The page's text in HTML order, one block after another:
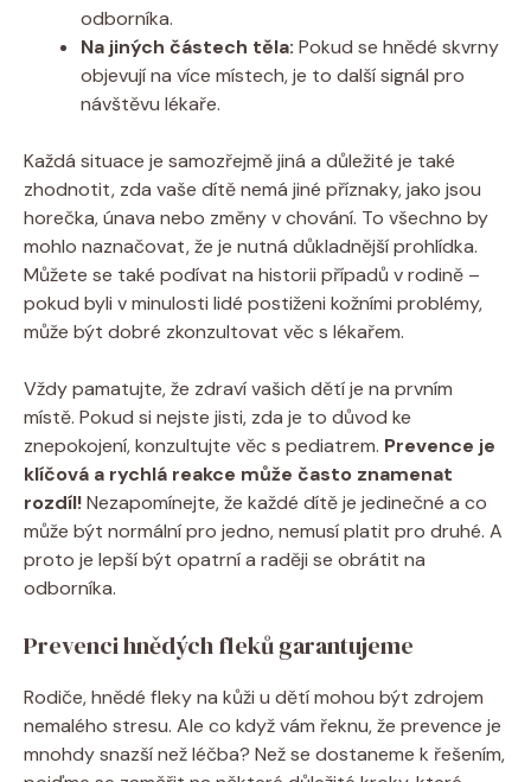
odborníka.
Na jiných částech těla: Pokud se hnědé skvrny
objevují na více místech, je to další signál pro
návštěvu lékaře.
Každá situace je samozřejmě jiná a důležité je také
zhodnotit, zda vaše dítě nemá jiné příznaky, jako jsou
horečka, únava nebo změny v chování. To všechno by
mohlo naznačovat, že je nutná důkladnější prohlídka.
Můžete se také podívat na historii případů v rodině –
pokud byli v minulosti lidé postiženi kožními problémy,
může být dobré zkonzultovat věc s lékařem.
Vždy pamatujte, že zdraví vašich dětí je na prvním
místě. Pokud si nejste jisti, zda je to důvod ke
znepokojení, konzultujte věc s pediatrem. Prevence je
klíčová a rychlá reakce může často znamenat
rozdíl!Nezapomínejte, že každé dítě je jedinečné a co
může být normální pro jedno, nemusí platit pro druhé. A
proto je lepší být opatrní a raději se obrátit na
odborníka.
Prevenci hnědých fleků garantujeme
Rodiče, hnědé fleky na kůži u dětí mohou být zdrojem
nemalého stresu. Ale co když vám řeknu, že prevence je
mnohdy snazší než léčba? Než se dostaneme k řešením,